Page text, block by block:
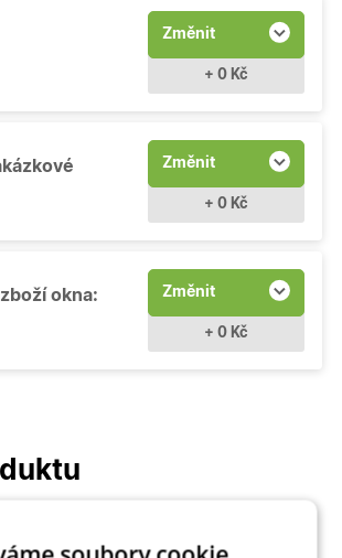
Změnit
+ 0 Kč
Změnit
+ 0 Kč
okna: Změnit
+ 0 Kč